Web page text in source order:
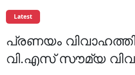
Latest
പ്രണയം
വി.എസ് സൗമ്യ